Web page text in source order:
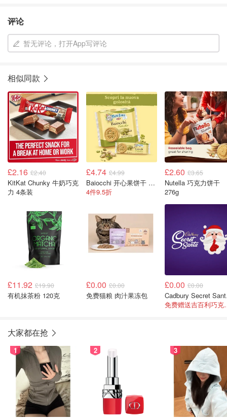
评论
暂无评论，打开App写评论
相似同款
£2.16 £2.40
KitKat Chunky 牛奶巧克
力 4条装
£4.74 £4.99
Baiocchi 开心果饼干 168g
4件9.5折
£2.60 £3.65
Nutella 巧克力饼干
276g
£11.92 £19.90
有机抹茶粉 120克
£0.00 £0.00
免费猫粮 肉汁果冻包
£0.00 £0.00
免费赠
大家都在抢
1 2 3